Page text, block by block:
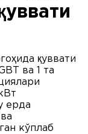
қуввати
ва 1 та
ерда
кўплаб